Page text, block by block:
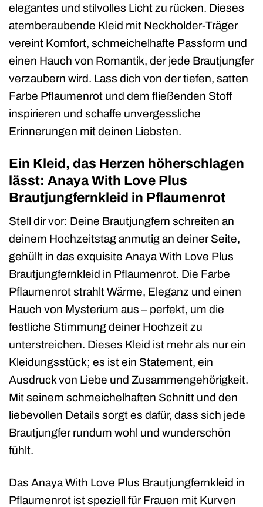
elegantes und stilvolles Licht zu rücken. Dieses
atemberaubende Kleid mit Neckholder-Träger
vereint Komfort, schmeichelhafte Passform und
einen Hauch von Romantik, der jede Brautjungfer
verzaubern wird. Lass dich von der tiefen, satten
Farbe Pflaumenrot und dem fließenden Stoff
inspirieren und schaffe unvergessliche
Erinnerungen mit deinen Liebsten.
Ein Kleid, das Herzen höherschlagen
lässt: Anaya With Love Plus
Brautjungfernkleid in Pflaumenrot
Stell dir vor: Deine Brautjungfern schreiten an
deinem Hochzeitstag anmutig an deiner Seite,
gehüllt in das exquisite Anaya With Love Plus
Brautjungfernkleid in Pflaumenrot. Die Farbe
Pflaumenrot strahlt Wärme, Eleganz und einen
Hauch von Mysterium aus – perfekt, um die
festliche Stimmung deiner Hochzeit zu
unterstreichen. Dieses Kleid ist mehr als nur ein
Kleidungsstück; es ist ein Statement, ein
Ausdruck von Liebe und Zusammengehörigkeit.
Mit seinem schmeichelhaften Schnitt und den
liebevollen Details sorgt es dafür, dass sich jede
Brautjungfer rundum wohl und wunderschön
fühlt.
Das Anaya With Love Plus Brautjungfernkleid in
Pflaumenrot ist speziell für Frauen mit Kurven